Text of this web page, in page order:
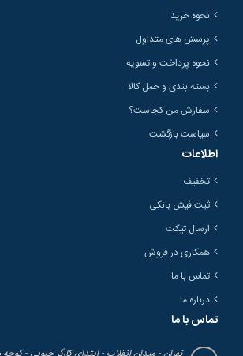
نحوه خرید
پرسش های متداول
نحوه پرداخت و تسویه
بسته بندی و حمل کالا
سفارش من کجاست؟
سیاست بازگشت
اطلاعات
تخفیف
ثبت فیش بانکی
ارسال تیکت
همکاری در فروش
تماس با ما
درباره ما
تماس با ما